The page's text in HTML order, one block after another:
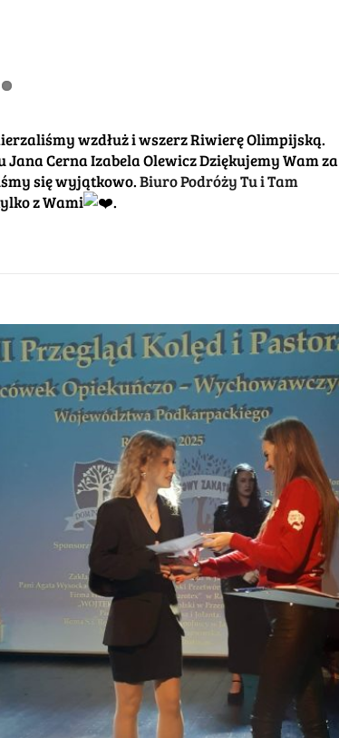
wzdłuż i wszerz Riwierę Olimpijską.
Cerna Izabela Olewicz Dziękujemy Wam za
się wyjątkowo.Biuro Podróży Tu i Tam
z Wami
.